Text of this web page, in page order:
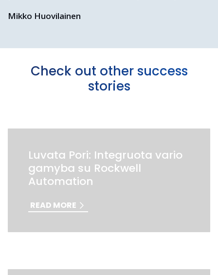
Mikko Huovilainen
Check out other success
stories
Luvata Pori: Integruota vario
gamyba su Rockwell
Automation
READ MORE